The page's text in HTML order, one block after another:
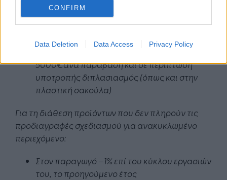
CONFIRM
Data Deletion Data Access Privacy Policy
Για τη μη απόδοση της Εισφοράς από τα πλαστικά
ποτήρια και τους περιέκτες τροφίμων:
Στην επιχείρηση εστίασης – 200 έως
5000€ανά παράβαση και σε περίπτωση
υποτροπής διπλασιασμός (όπως και στην
πλαστική σακούλα)
Για τη διάθεση προϊόντων που δεν πληρούν τις
προδιαγραφές σχεδιασμού για ανακυκλωμένο
περιεχόμενο:
Στον παραγωγό –1% επί του κύκλου εργασιών
του, το προηγούμενο έτος